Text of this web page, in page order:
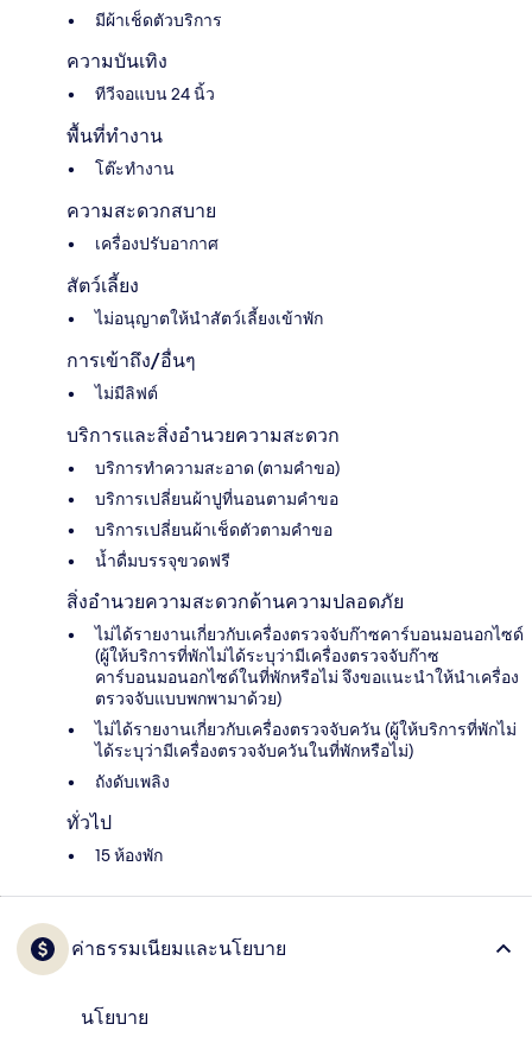
มีผ้าเช็ดตัวบริการ
ความบันเทิง
ทีวีจอแบน 24 นิ้ว
พื้นที่ทำงาน
โต๊ะทำงาน
ความสะดวกสบาย
เครื่องปรับอากาศ
สัตว์เลี้ยง
ไม่อนุญาตให้นำสัตว์เลี้ยงเข้าพัก
การเข้าถึง/อื่นๆ
ไม่มีลิฟต์
บริการและสิ่งอำนวยความสะดวก
บริการทำความสะอาด (ตามคำขอ)
บริการเปลี่ยนผ้าปูที่นอนตามคำขอ
บริการเปลี่ยนผ้าเช็ดตัวตามคำขอ
น้ำดื่มบรรจุขวดฟรี
สิ่งอำนวยความสะดวกด้านความปลอดภัย
ไม่ได้รายงานเกี่ยวกับเครื่องตรวจจับก๊าซคาร์บอนมอนอกไซด์
(ผู้ให้บริการที่พักไม่ได้ระบุว่ามีเครื่องตรวจจับก๊าซ
คาร์บอนมอนอกไซด์ในที่พักหรือไม่ จึงขอแนะนำให้นำเครื่อง
ตรวจจับแบบพกพามาด้วย)
ไม่ได้รายงานเกี่ยวกับเครื่องตรวจจับควัน (ผู้ให้บริการที่พักไม่
ได้ระบุว่ามีเครื่องตรวจจับควันในที่พักหรือไม่)
ถังดับเพลิง
ทั่วไป
15 ห้องพัก
ค่าธรรมเนียมและนโยบาย
นโยบาย